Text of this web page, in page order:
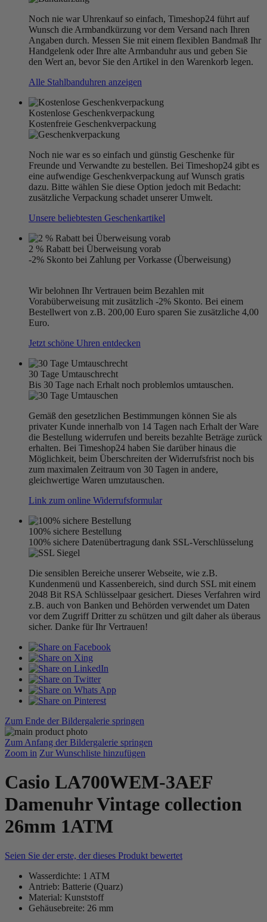
Noch nie war Uhrenkauf so einfach, Timeshop24 führt auf
Wunsch die Armbandkürzung vor dem Versand nach Ihren
Angaben durch. Messen Sie mit einem flexiblen Bandmaß Ihr
Handgelenk oder Ihre alte Armbanduhr aus und geben Sie
den Wert an, bevor Sie den Artikel in den Warenkorb legen.
Alle Stahlbanduhren anzeigen
Kostenlose Geschenkverpackung
Kostenfreie Geschenkverpackung
Noch nie war es so einfach und günstig Geschenke für
Freunde und Verwandte zu bestellen. Bei Timeshop24 gibt es
eine aufwendige Geschenkverpackung auf Wunsch gratis
dazu. Bitte wählen Sie diese Option jedoch mit Bedacht:
zusätzliche Verpackung schadet unserer Umwelt.
Unsere beliebtesten Geschenkartikel
2 % Rabatt bei Überweisung vorab
-2% Skonto bei Zahlung per Vorkasse (Überweisung)
Wir belohnen Ihr Vertrauen beim Bezahlen mit
Vorabüberweisung mit zusätzlich -2% Skonto. Bei einem
Bestellwert von z.B. 200,00 Euro sparen Sie zusätzliche 4,00
Euro.
Jetzt schöne Uhren entdecken
30 Tage Umtauschrecht
Bis 30 Tage nach Erhalt noch problemlos umtauschen.
Gemäß den gesetzlichen Bestimmungen können Sie als
privater Kunde innerhalb von 14 Tagen nach Erhalt der Ware
die Bestellung widerrufen und bereits bezahlte Beträge zurück
erhalten. Bei Timeshop24 haben Sie darüber hinaus die
Möglichkeit, beim Überschreiten der Widerrufsfrist noch bis
zum maximalen Zeitraum von 30 Tagen in andere,
gleichwertige Waren umzutauschen.
Link zum online Widerrufsformular
100% sichere Bestellung
100% sichere Datenübertragung dank SSL-Verschlüsselung
Die sensiblen Bereiche unserer Webseite, wie z.B.
Kundenmenü und Kassenbereich, sind durch SSL mit einem
2048 Bit RSA Schlüsselpaar gesichert. Dieses Verfahren wird
z.B. auch von Banken und Behörden verwendet um Daten
vor dem Zugriff Dritter zu schützen und gilt daher als überaus
sicher. Danke für Ihr Vertrauen!
Zum Ende der Bildergalerie springen
Zum Anfang der Bildergalerie springen
Zoom in Zur Wunschliste hinzufügen
Casio LA700WEM-3AEF
Damenuhr Vintage collection
26mm 1ATM
Seien Sie der erste, der dieses Produkt bewertet
Wasserdichte: 1 ATM
Antrieb: Batterie (Quarz)
Material: Kunststoff
Gehäusebreite: 26 mm